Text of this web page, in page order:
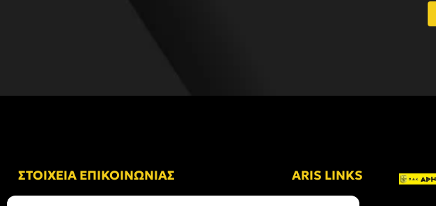
ΣΤΟΙΧΕΙΑ ΕΠΙΚΟΙΝΩΝΙΑΣ ARIS LINKS